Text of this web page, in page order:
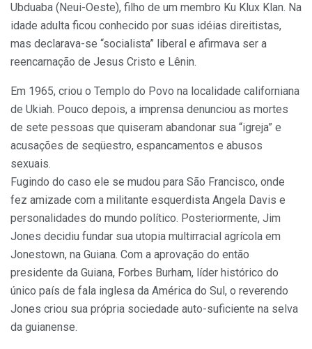
Ubduaba (Neui-Oeste), filho de um membro Ku Klux Klan. Na
idade adulta ficou conhecido por suas idéias direitistas,
mas declarava-se “socialista” liberal e afirmava ser a
reencarnação de Jesus Cristo e Lênin.
Em 1965, criou o Templo do Povo na localidade californiana
de Ukiah. Pouco depois, a imprensa denunciou as mortes
de sete pessoas que quiseram abandonar sua “igreja” e
acusações de seqüestro, espancamentos e abusos
sexuais.
Fugindo do caso ele se mudou para São Francisco, onde
fez amizade com a militante esquerdista Angela Davis e
personalidades do mundo político. Posteriormente, Jim
Jones decidiu fundar sua utopia multirracial agrícola em
Jonestown, na Guiana. Com a aprovação do então
presidente da Guiana, Forbes Burham, líder histórico do
único país de fala inglesa da América do Sul, o reverendo
Jones criou sua própria sociedade auto-suficiente na selva
da guianense.